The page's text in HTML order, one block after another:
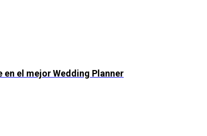
el mejor Wedding Planner